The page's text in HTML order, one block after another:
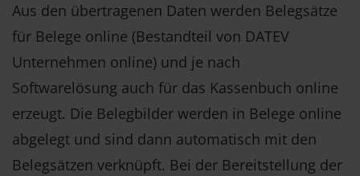
Aus den übertragenen Daten werden Belegsätze
für Belege online (Bestandteil von DATEV
Unternehmen online) und je nach
Softwarelösung auch für das Kassenbuch online
erzeugt. Die Belegbilder werden in Belege online
abgelegt und sind dann automatisch mit den
Belegsätzen verknüpft. Bei der Bereitstellung der